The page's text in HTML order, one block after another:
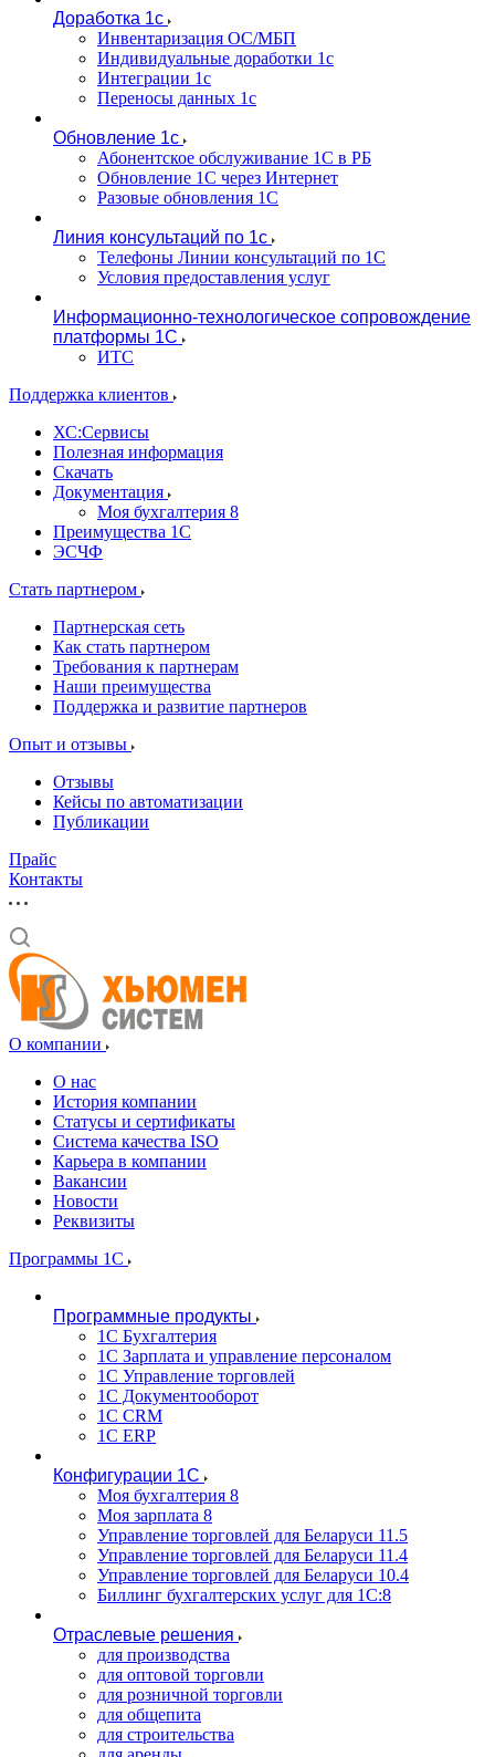
Доработка 1с
Инвентаризация ОС/МБП
Индивидуальные доработки 1с
Интеграции 1с
Переносы данных 1с
Обновление 1с
Абонентское обслуживание 1С в РБ
Обновление 1С через Интернет
Разовые обновления 1С
Линия консультаций по 1с
Телефоны Линии консультаций по 1С
Условия предоставления услуг
Информационно-технологическое сопровождение
платформы 1С
ИТС
Поддержка клиентов
ХС:Сервисы
Полезная информация
Скачать
Документация
Моя бухгалтерия 8
Преимущества 1С
ЭСЧФ
Стать партнером
Партнерская сеть
Как стать партнером
Требования к партнерам
Наши преимущества
Поддержка и развитие партнеров
Опыт и отзывы
Отзывы
Кейсы по автоматизации
Публикации
Прайс
Контакты
О компании
О нас
История компании
Статусы и сертификаты
Система качества ISO
Карьера в компании
Вакансии
Новости
Реквизиты
Программы 1С
Программные продукты
1С Бухгалтерия
1С Зарплата и управление персоналом
1С Управление торговлей
1С Документооборот
1С CRM
1С ERP
Конфигурации 1С
Моя бухгалтерия 8
Моя зарплата 8
Управление торговлей для Беларуси 11.5
Управление торговлей для Беларуси 11.4
Управление торговлей для Беларуси 10.4
Биллинг бухгалтерских услуг для 1С:8
Отраслевые решения
для производства
для оптовой торговли
для розничной торговли
для общепита
для строительства